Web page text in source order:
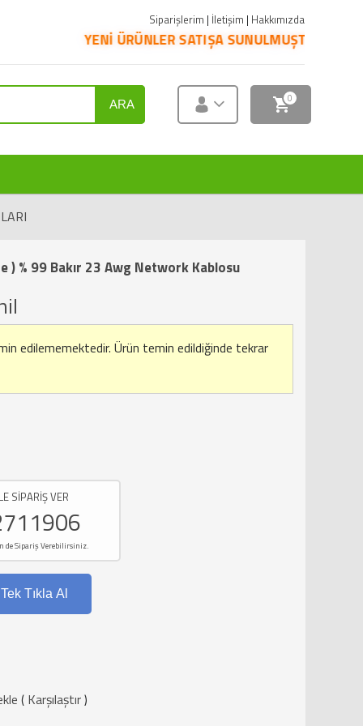
Siparişlerim | İletişim | Hakkımızda
YENİ ÜRÜNLER SATIŞA SUNULMUŞTUR. ÜRÜNLERİN
ARA 0
) % 99 Bakır 23 Awg Network Kablosu
edilememektedir. Ürün temin edildiğinde tekrar
SİPARİŞ VER
de Sipariş Verebilirsiniz.
Tek Tıkla Al
( Karşılaştır)